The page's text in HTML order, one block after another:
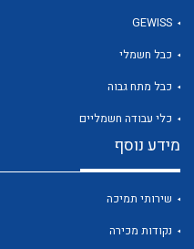
לכל מוצרי היצרן
GEWISS
כבל חשמלי
כבל מתח גבוה
כלי עבודה חשמליים
מידע נוסף
שירותי תמיכה
נקודות מכירה